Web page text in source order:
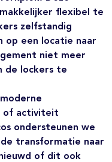
flexibel te
zelfstandig
op een locatie naar
niet meer
de lockers te
of activiteit
ondersteunen we
transformatie naar
of dit ook